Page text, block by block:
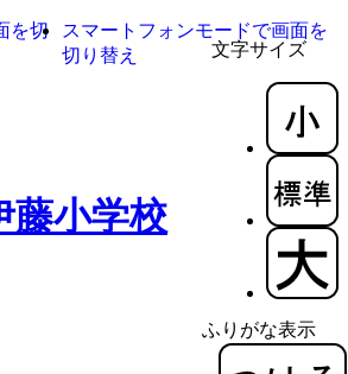
文字サイズ
ふりがな表示
を切
スマートフォンモードで画面を
切り替え
藤小学校